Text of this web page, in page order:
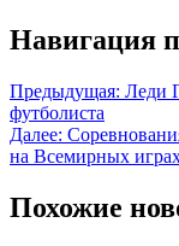
Навигация
Предыдущая: Леди
футболиста
Далее:
на Всемирных
Похожие